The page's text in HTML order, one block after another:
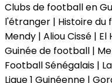
Clubs de football en
l'étranger | Histoire du
Mendy | Aliou Cissé |
Guinée de football |
Football Sénégalais |
Ligue 1 Guinéenne |